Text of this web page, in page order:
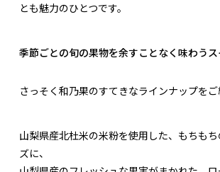
とも魅力のひとつです。
季節ごとの旬の果物を余すことなく味わう
さっそく和乃果のすてきなラインナップをご
山梨県産北杜米の米粉を使用した、もちも
ズに、